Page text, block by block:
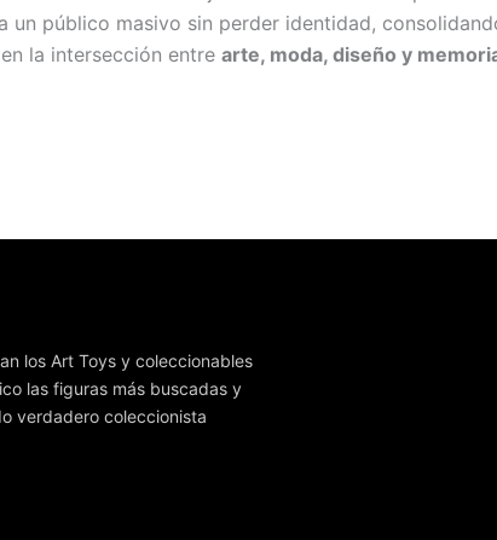
público masivo sin perder identidad,
la intersección entre arte, moda, diseño y
los Art Toys y coleccionables
las figuras más buscadas y
verdadero coleccionista